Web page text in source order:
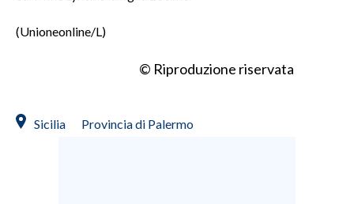
(Unioneonline/L)
© Riproduzione riservata
Sicilia Provincia di Palermo